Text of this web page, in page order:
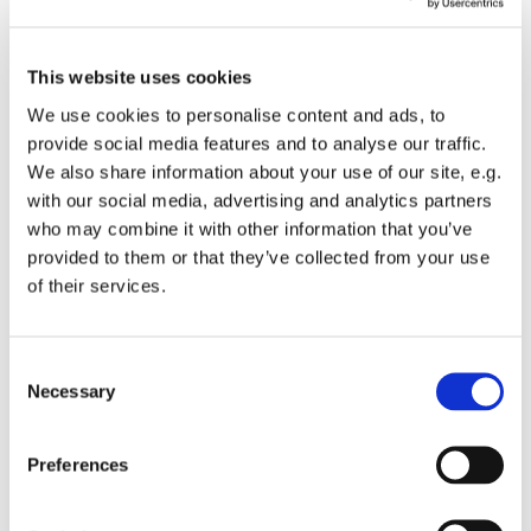
This website uses cookies
We use cookies to personalise content and ads, to
provide social media features and to analyse our traffic.
We also share information about your use of our site, e.g.
with our social media, advertising and analytics partners
who may combine it with other information that you’ve
provided to them or that they’ve collected from your use
of their services.
Selection
Necessary
Preferences
rénovation de bâtiment moderne (industriel ou
maison).
Nous sommes partenaires d'agences immobilières
pour de l'entretien quotidien et conseils.
Des ouvriers qualifiés : nos 7 maçons et experts sont
très expérimentés et disposent d’un grand savoir-
faire dans le domaine de la construction.
Un travail soigné : nous vous livrons un travail soigné
Une intervention rapide : nous livrons votre chantier